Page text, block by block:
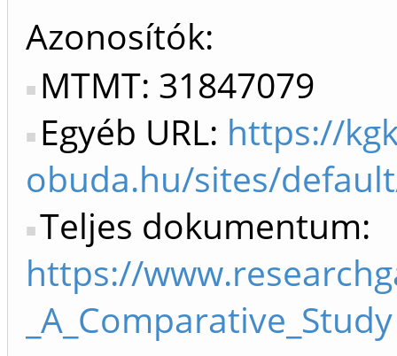
Azonosítók
MTMT: 31847079
Egyéb URL: https://
obuda.hu/sites/
Teljes dokumentum:
https://
_A_Comparative_Study